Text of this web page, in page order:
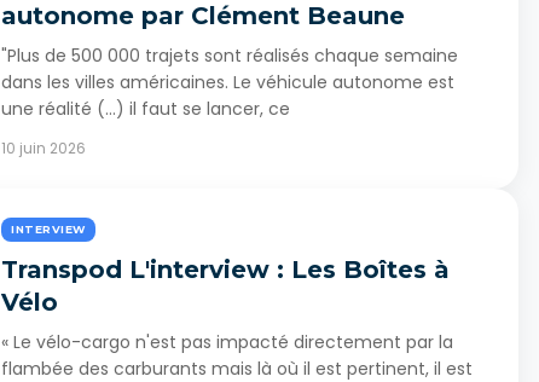
autonome par Clément Beaune
"Plus de 500 000 trajets sont réalisés chaque semaine
dans les villes américaines. Le véhicule autonome est
une réalité (...) il faut se lancer, ce
10 juin 2026
INTERVIEW
Transpod L'interview : Les Boîtes à
Vélo
« Le vélo-cargo n'est pas impacté directement par la
flambée des carburants mais là où il est pertinent, il est